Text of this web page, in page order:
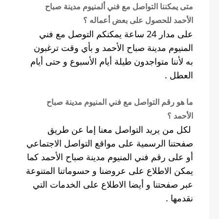
متى يمكننا التواصل مع فني ألمنيوم مدينة صباح
الأحمد للحصول على بعض أعماله ؟
على مدار 24 ساعة يمكنكم التوصل مع فني
المنيوم مدينة صباح الأحمد و بأي وقت ترغبون
به لأننا متواجدون طيلة أيام الأسبوع و حتى أيام
العطل .
ما هو رقم التواصل مع فني المنيوم مدينة صباح
الأحمد ؟
لكل من يريد التواصل معنا إما عن طريق
صفحتنا الرسمية على مواقع التواصل الاجتماعي
أو على رقم فني المنيوم مدينة صباح الأحمد كما
يمكن الاطلاع على عروضنا و حسوماتنا المتنوعة
عبر صفحتنا و أيضا الاطلاع على الخدمات التي
نقدمها .